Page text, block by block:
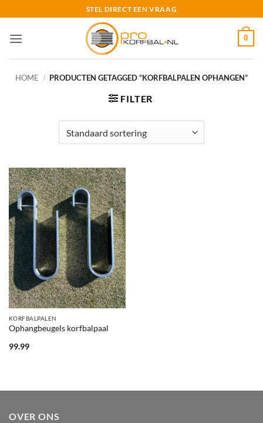
naar
inhoud
STEL DIRECT EEN VRAAG
0
HOME / PRODUCTEN GETAGGED “KORFBALPALEN OPHANGEN”
FILTER
KORFBALPALEN
Ophangbeugels korfbalpaal
99.99
OVER ONS